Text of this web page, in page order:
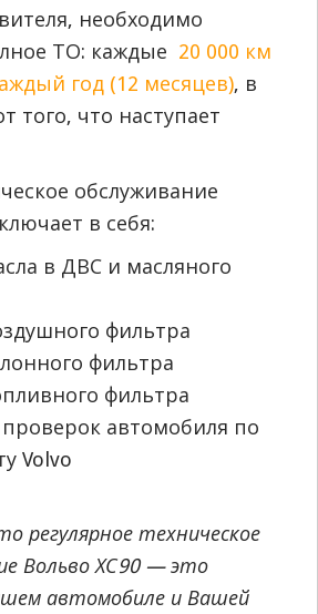
необходимо
ТО: каждые 20 000 км
год (12 месяцев), в
того, что наступает
обслуживание
в себя:
в ДВС и масляного
фильтра
фильтра
фильтра
автомобиля по
Volvo
регулярное техническое
Вольво ХС90 — это
автомобиле и Вашей